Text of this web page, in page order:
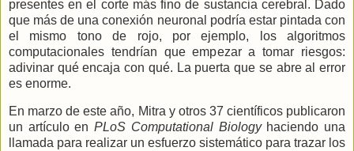
presentes en el corte más fino de sustancia cerebral. Dado
que más de una conexión neuronal podría estar pintada con
el mismo tono de rojo, por ejemplo, los algoritmos
computacionales tendrían que empezar a tomar riesgos:
adivinar qué encaja con qué. La puerta que se abre al error
es enorme.
En marzo de este año, Mitra y otros 37 científicos publicaron
un artículo enPLoS Computational Biologyhaciendo una
llamada para realizar un esfuerzo sistemático para trazar los